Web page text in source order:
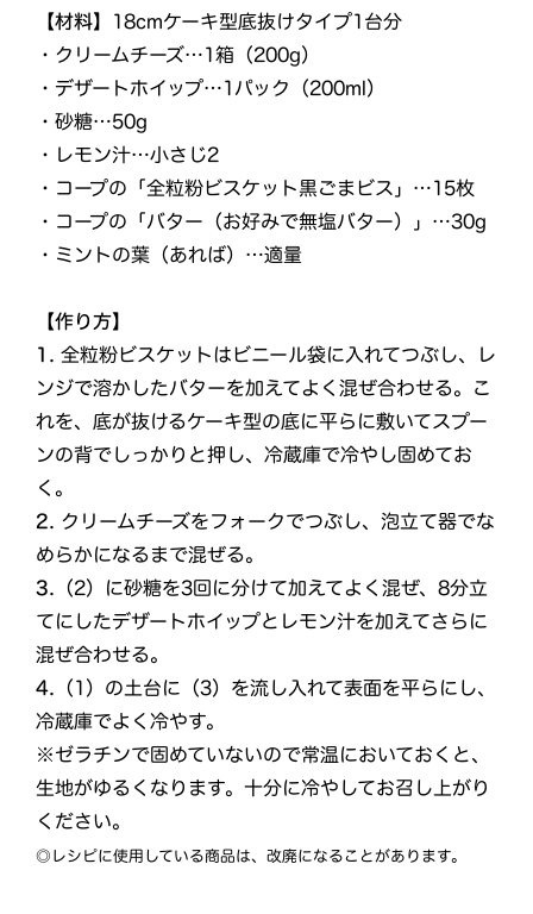
【材料】 18cmケーキ型底抜けタイプ1台分
・クリームチーズ…1箱（200g）
・デザートホイップ…1パック（200ml）
・砂糖…50g
・レモン汁…小さじ2
・コープの「全粒粉ビスケット黒ごまビス」…15枚
・コープの「バター（お好みで無塩バター）」…30g
・ミントの葉（あれば）…適量
【作り方】
1.全粒粉ビスケットはビニール袋に入れてつぶし、レ
ンジで溶かしたバターを加えてよく混ぜ合わせる。こ
れを、底が抜けるケーキ型の底に平らに敷いてスプー
ンの背でしっかりと押し、冷蔵庫で冷やし固めてお
く。
2. クリームチーズをフォークでつぶし、泡立て器でな
めらかになるまで混ぜる。
3. （2）に砂糖を3回に分けて加えてよく混ぜ、8分立
てにしたデザートホイップとレモン汁を加えてさらに
混ぜ合わせる。
4. （1）の土台に（3）を流し入れて表面を平らにし、
冷蔵庫でよく冷やす。
※ゼラチンで固めていないので常温においておくと、
生地がゆるくなります。十分に冷やしてお召し上がり
ください。
◎レシピに使用している商品は、改廃になることがあります。